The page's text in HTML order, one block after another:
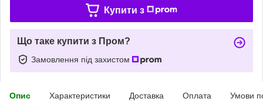
Купити з
Що таке купити з Пром?
Замовлення під захистом
Опис Характеристики Доставка Оплата Умови